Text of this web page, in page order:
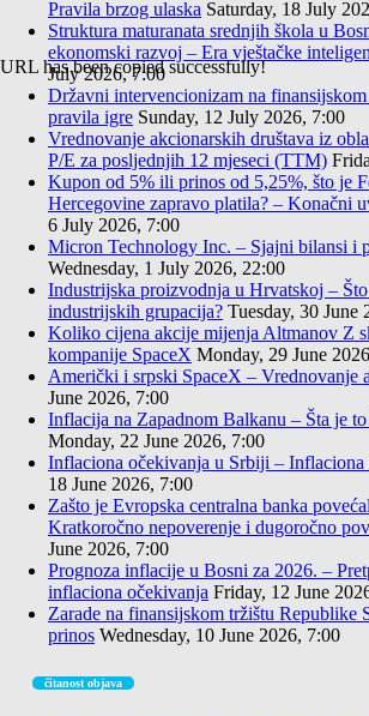
URL has been copied successfully!
Pravila brzog ulaska Saturday, 18 July
Struktura maturanata srednjih škola u
ekonomski razvoj – Era vještačke
July 2026, 7:00
Državni intervencionizam na
pravila igre Sunday, 12 July 2026, 7:00
Vrednovanje akcionarskih društava iz
P/E za posljednjih 12 mjeseci (TTM)
Kupon od 5% ili prinos od 5,25%, što je
Hercegovine zapravo platila? – Konačni
6 July 2026, 7:00
Micron Technology Inc. – Sjajni bilansi i
Wednesday, 1 July 2026, 22:00
Industrijska proizvodnja u Hrvatskoj –
industrijskih grupacija? Tuesday, 30 June
Koliko cijena akcije mijenja Altmanov Z
kompanije SpaceX Monday, 29 June
Američki i srpski SpaceX – Vrednovanje
June 2026, 7:00
Inflacija na Zapadnom Balkanu – Šta je
Monday, 22 June 2026, 7:00
Inflaciona očekivanja u Srbiji – Inflaciona
18 June 2026, 7:00
Zašto je Evropska centralna banka
Kratkoročno nepoverenje i dugoročno
June 2026, 7:00
Prognoza inflacije u Bosni za 2026. –
inflaciona očekivanja Friday, 12 June
Zarade na finansijskom tržištu Republike
prinos Wednesday, 10 June 2026, 7:00
čitanost objava